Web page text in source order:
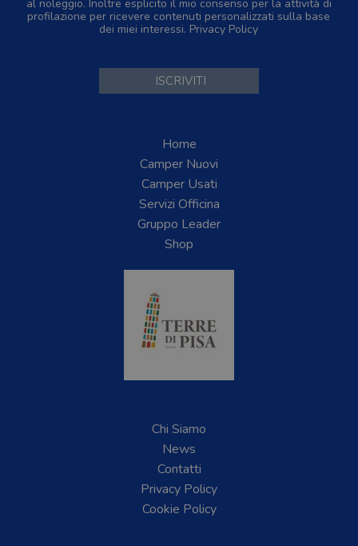
al noleggio. Inoltre esplicito il mio consenso per la attività di
profilazione per ricevere contenuti personalizzati sulla base
dei miei interessi. Privacy Policy
Home
Camper Nuovi
Camper Usati
Servizi Officina
Gruppo Leader
Shop
Chi Siamo
News
Contatti
Privacy Policy
Cookie Policy